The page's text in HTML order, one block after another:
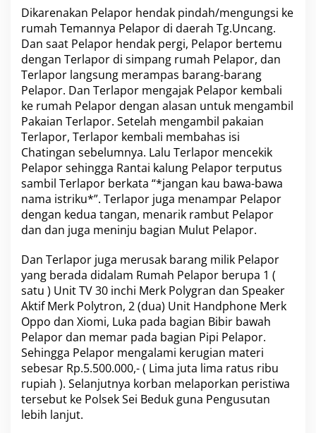
g
a
n
y
a
a
n
d
a
n
P
e
n
r
u
a
k
a
n
Dikarenakan Pelapor hendak pindah/mengungsi ke
rumah Temannya Pelapor di daerah Tg.Uncang.
Dan saat Pelapor hendak pergi, Pelapor bertemu
dengan Terlapor di simpang rumah Pelapor, dan
Terlapor langsung merampas barang-barang
Pelapor. Dan Terlapor mengajak Pelapor kembali
ke rumah Pelapor dengan alasan untuk mengambil
Pakaian Terlapor. Setelah mengambil pakaian
Terlapor, Terlapor kembali membahas isi
Chatingan sebelumnya. Lalu Terlapor mencekik
Pelapor sehingga Rantai kalung Pelapor terputus
sambil Terlapor berkata “*jangan kau bawa-bawa
nama istriku*”. Terlapor juga menampar Pelapor
dengan kedua tangan, menarik rambut Pelapor
dan dan juga meninju bagian Mulut Pelapor.
Dan Terlapor juga merusak barang milik Pelapor
yang berada didalam Rumah Pelapor berupa 1 (
satu ) Unit TV 30 inchi Merk Polygran dan Speaker
Aktif Merk Polytron, 2 (dua) Unit Handphone Merk
Oppo dan Xiomi, Luka pada bagian Bibir bawah
Pelapor dan memar pada bagian Pipi Pelapor.
Sehingga Pelapor mengalami kerugian materi
sebesar Rp.5.500.000,- ( Lima juta lima ratus ribu
rupiah ). Selanjutnya korban melaporkan peristiwa
tersebut ke Polsek Sei Beduk guna Pengusutan
lebih lanjut.